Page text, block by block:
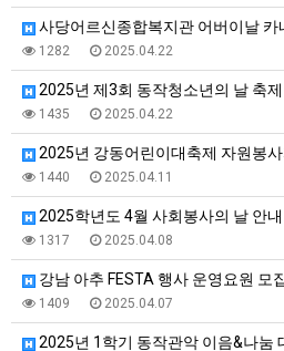
사당어르신종합복지관 어버이날
1282 2025.04.22
2025년 제3회 동작청소년의 날 축
1435 2025.04.22
2025년 강동어린이대축제 자원봉
1440 2025.04.11
2025학년도 4월 사회봉사의 날 안내
1317 2025.04.08
강남 아추 FESTA 행사 운영요원 모
1409 2025.04.07
2025년 1학기 동작관악 이음&나눔